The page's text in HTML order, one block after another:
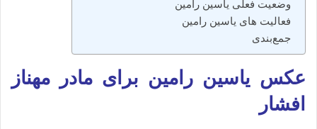
وضعیت فعلی یاسین رامین
فعالیت های یاسین رامین
جمع‌بندی
عکس یاسین رامین برای مادر مهناز
افشار